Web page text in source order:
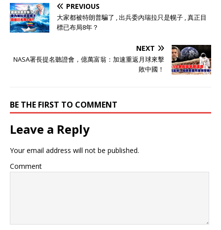
PREVIOUS
大家都被特朗普騙了 , 出兵委內瑞拉只是幌子 , 真正目
標已布局8年？
NEXT
NASA署長提名聽證會，億萬富翁：加速重返月球來擊
敗中國！
BE THE FIRST TO COMMENT
Leave a Reply
Your email address will not be published.
Comment